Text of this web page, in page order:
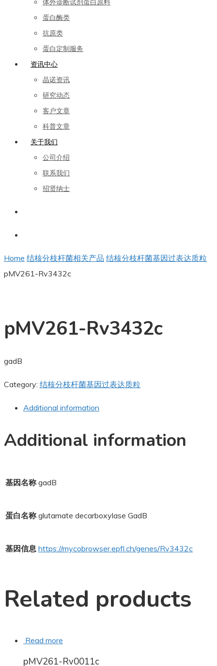
体外诊断试剂蛋白原料
蛋白酶类
抗原类
蛋白定制服务
资讯中心
晶诺资讯
研究动态
客户文章
科普文章
关于我们
公司介绍
联系我们
招贤纳士
Home 结核分枝杆菌相关产品 结核分枝杆菌基因过表达质粒
pMV261-Rv3432c
pMV261-Rv3432c
gadB
Category: 结核分枝杆菌基因过表达质粒
Additional information
Additional information
基因名称 gadB
蛋白名称 glutamate decarboxylase GadB
基因信息 https://mycobrowser.epfl.ch/genes/Rv3432c
Related products
Read more
pMV261-Rv0011c